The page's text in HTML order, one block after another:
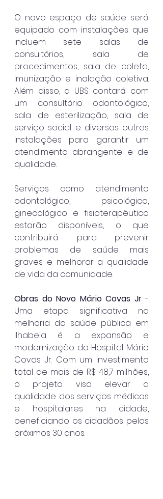
O novo espaço de saúde será
equipado com instalações que
incluem sete salas de
consultórios, sala de
procedimentos, sala de coleta,
imunização e inalação coletiva.
Além disso, a UBS contará com
um consultório odontológico,
sala de esterilização, sala de
serviço social e diversas outras
instalações para garantir um
atendimento abrangente e de
qualidade.
Serviços como atendimento
odontológico, psicológico,
ginecológico e fisioterapêutico
estarão disponíveis, o que
contribuirá para prevenir
problemas de saúde mais
graves e melhorar a qualidade
de vida da comunidade.
Obras do Novo Mário Covas Jr -
Uma etapa significativa na
melhoria da saúde pública em
Ilhabela é a expansão e
modernização do Hospital Mário
Covas Jr. Com um investimento
total de mais de R$ 48,7 milhões,
o projeto visa elevar a
qualidade dos serviços médicos
e hospitalares na cidade,
beneficiando os cidadãos pelos
próximos 30 anos.